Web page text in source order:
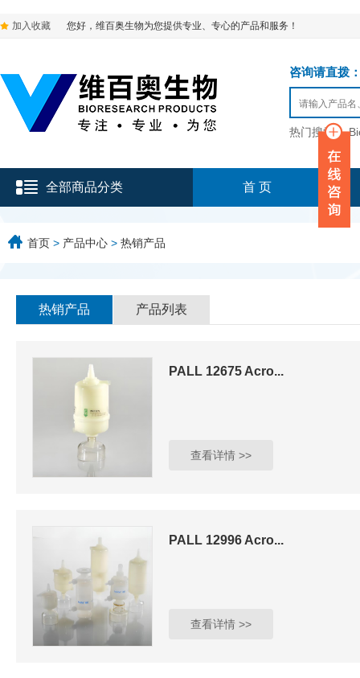
加入收藏 您好，维百奥生物为您提供专业、专心的产品和服务！
咨询请直拨
热门搜索：
全部商品分类 首 页
首页 > 产品中心 > 热销产品
热销产品 产品列表
PALL 12675 Acro...
查看详情 >>
PALL 12996 Acro...
查看详情 >>